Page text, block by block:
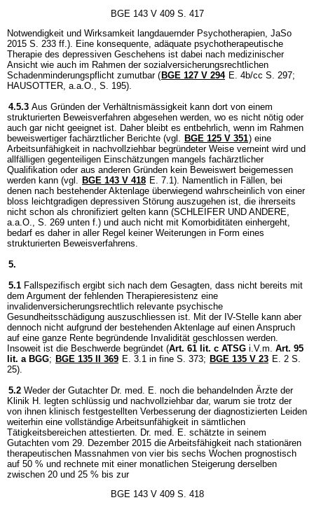
BGE 143 V 409 S. 417
Notwendigkeit und Wirksamkeit langdauernder Psychotherapien, JaSo
2015 S. 233 ff.). Eine konsequente, adäquate psychotherapeutische
Therapie des depressiven Geschehens ist dabei nach medizinischer
Ansicht wie auch im Rahmen der sozialversicherungsrechtlichen
Schadenminderungspflicht zumutbar (BGE 127 V 294 E. 4b/cc S. 297;
HAUSOTTER, a.a.O., S. 195).
4.5.3 Aus Gründen der Verhältnismässigkeit kann dort von einem
strukturierten Beweisverfahren abgesehen werden, wo es nicht nötig oder
auch gar nicht geeignet ist. Daher bleibt es entbehrlich, wenn im Rahmen
beweiswertiger fachärztlicher Berichte (vgl. BGE 125 V 351) eine
Arbeitsunfähigkeit in nachvollziehbar begründeter Weise verneint wird und
allfälligen gegenteiligen Einschätzungen mangels fachärztlicher
Qualifikation oder aus anderen Gründen kein Beweiswert beigemessen
werden kann (vgl. BGE 143 V 418 E. 7.1). Namentlich in Fällen, bei
denen nach bestehender Aktenlage überwiegend wahrscheinlich von einer
bloss leichtgradigen depressiven Störung auszugehen ist, die ihrerseits
nicht schon als chronifiziert gelten kann (SCHLEIFER UND ANDERE,
a.a.O., S. 269 unten f.) und auch nicht mit Komorbiditäten einhergeht,
bedarf es daher in aller Regel keiner Weiterungen in Form eines
strukturierten Beweisverfahrens.
5.
5.1 Fallspezifisch ergibt sich nach dem Gesagten, dass nicht bereits mit
dem Argument der fehlenden Therapieresistenz eine
invalidenversicherungsrechtlich relevante psychische
Gesundheitsschädigung auszuschliessen ist. Mit der IV-Stelle kann aber
dennoch nicht aufgrund der bestehenden Aktenlage auf einen Anspruch
auf eine ganze Rente begründende Invalidität geschlossen werden.
Insoweit ist die Beschwerde begründet (Art. 61 lit. c ATSG i.V.m. Art. 95
lit. a BGG; BGE 135 II 369 E. 3.1 in fine S. 373; BGE 135 V 23 E. 2 S.
25).
5.2 Weder der Gutachter Dr. med. E. noch die behandelnden Ärzte der
Klinik H. legten schlüssig und nachvollziehbar dar, warum sie trotz der
von ihnen klinisch festgestellten Verbesserung der diagnostizierten Leiden
weiterhin eine vollständige Arbeitsunfähigkeit in sämtlichen
Tätigkeitsbereichen attestierten. Dr. med. E. schätzte in seinem
Gutachten vom 29. Dezember 2015 die Arbeitsfähigkeit nach stationären
therapeutischen Massnahmen von vier bis sechs Wochen prognostisch
auf 50 % und rechnete mit einer monatlichen Steigerung derselben
zwischen 20 und 25 % bis zur
BGE 143 V 409 S. 418